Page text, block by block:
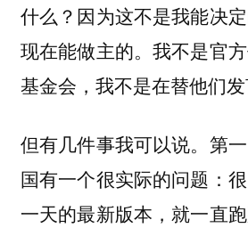
什么？因为这不是我能决
现在能做主的。我不是官
基金会，我不是在替他们发
但有几件事我可以说。第
国有一个很实际的问题：
一天的最新版本，就一直